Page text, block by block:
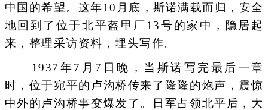
中国的希望。这年10月底，斯诺满载而归，安全
地回到了位于北平盔甲厂13号的家中，隐居起
来，整理采访资料，埋头写作。
1937年7月7日晚，当斯诺写完最后一章
时，位于宛平的卢沟桥传来了隆隆的炮声，震惊
中外的卢沟桥事变爆发了。日军占领北平后，大